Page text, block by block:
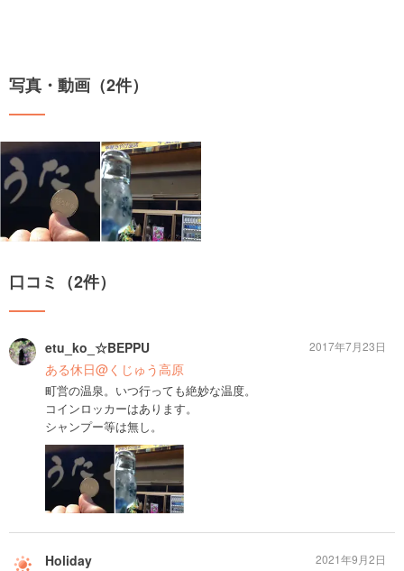
写真・動画（2件）
口コミ（2件）
etu_ko_☆BEPPU
ある休日@くじゅう高原
町営の温泉。いつ行っても絶妙な温度。
コインロッカーはあります。
シャンプー等は無し。
2017年7月23日
Holiday 2021年9月2日